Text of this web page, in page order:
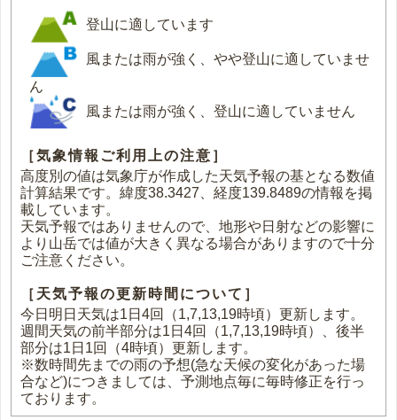
登山に適しています
風または雨が強く、やや登山に適していませ
ん
風または雨が強く、登山に適していません
［気象情報ご利用上の注意］
高度別の値は気象庁が作成した天気予報の基となる数値
計算結果です。緯度38.3427、経度139.8489の情報を掲
載しています。
天気予報ではありませんので、地形や日射などの影響に
より山岳では値が大きく異なる場合がありますので十分
ご注意ください。
［天気予報の更新時間について］
今日明日天気は1日4回（1,7,13,19時頃）更新します。
週間天気の前半部分は1日4回（1,7,13,19時頃）、後半
部分は1日1回（4時頃）更新します。
※数時間先までの雨の予想(急な天候の変化があった場
合など)につきましては、予測地点毎に毎時修正を行っ
ております。